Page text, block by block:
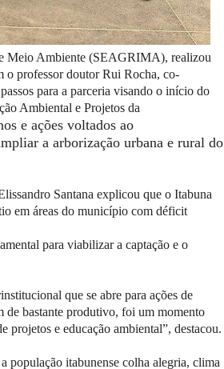
Meio Ambiente (SEAGRIMA), realizou
o professor doutor Rui Rocha, co-
para a parceria visando o início do
Ambiental e Projetos da
e ações voltados ao
a arborização urbana e rural do
Santana explicou que o Itabuna
em áreas do município com déficit
para viabilizar a captação e o
que se abre para ações de
de bastante produtivo, foi um momento
projetos e educação ambiental”, destacou.
população itabunense colha alegria, clima